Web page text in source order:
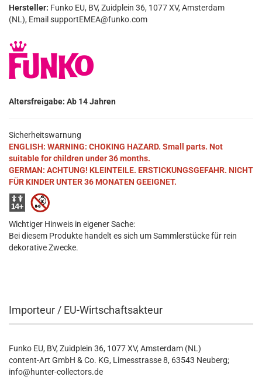
Hersteller: Funko EU, BV, Zuidplein 36, 1077 XV, Amsterdam
(NL), Email supportEMEA@funko.com
Altersfreigabe: Ab 14 Jahren
Sicherheitswarnung
ENGLISH: WARNING: CHOKING HAZARD. Small parts. Not
suitable for children under 36 months.
GERMAN: ACHTUNG! KLEINTEILE. ERSTICKUNGSGEFAHR. NICHT
FÜR KINDER UNTER 36 MONATEN GEEIGNET.
Wichtiger Hinweis in eigener Sache:
Bei diesem Produkte handelt es sich um Sammlerstücke für rein
dekorative Zwecke.
Importeur / EU-Wirtschaftsakteur
Funko EU, BV, Zuidplein 36, 1077 XV, Amsterdam (NL)
content-Art GmbH & Co. KG, Limesstrasse 8, 63543 Neuberg;
info@hunter-collectors.de